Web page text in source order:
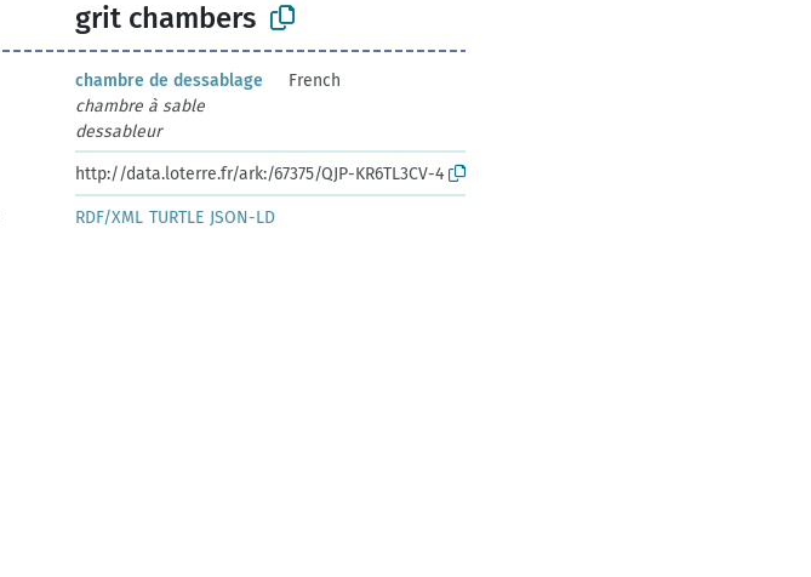
grit chambers
chambre de dessablage
French
chambre à sable
dessableur
http://data.loterre.fr/ark:/67375/QJP-KR6TL3CV-4
RDF/XML TURTLE JSON-LD